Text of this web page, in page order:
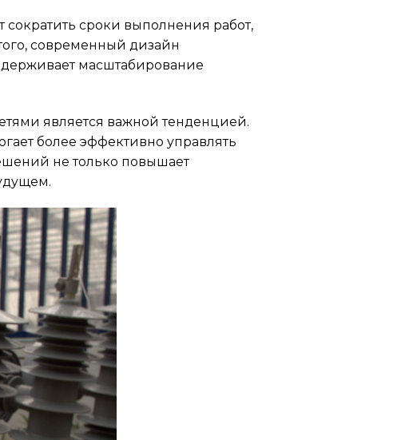
сократить сроки выполнения работ,
современный дизайн
масштабирование
является важной тенденцией.
более эффективно управлять
не только повышает